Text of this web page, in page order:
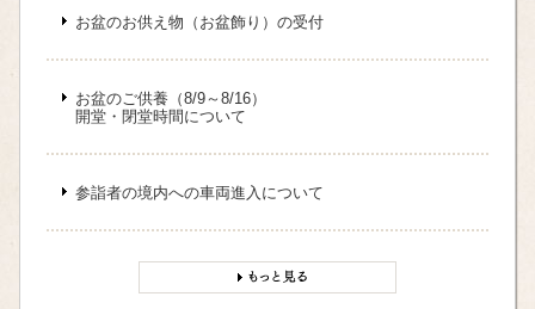
お盆のお供え物（お盆飾り）の受付
お盆のご供養（8/9～8/16）
開堂・閉堂時間について
参詣者の境内への車両進入について